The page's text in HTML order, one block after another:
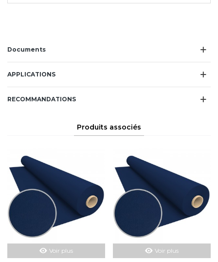
Documents
APPLICATIONS
RECOMMANDATIONS
Produits associés
Voir plus Voir plus